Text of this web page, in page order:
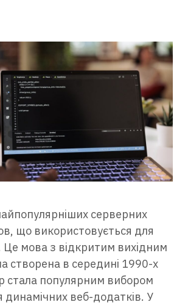
серверних
що використовується для
Це мова з відкритим вихідним
створена в середині 1990-х
стала популярним вибором
динамічних веб-додатків. У